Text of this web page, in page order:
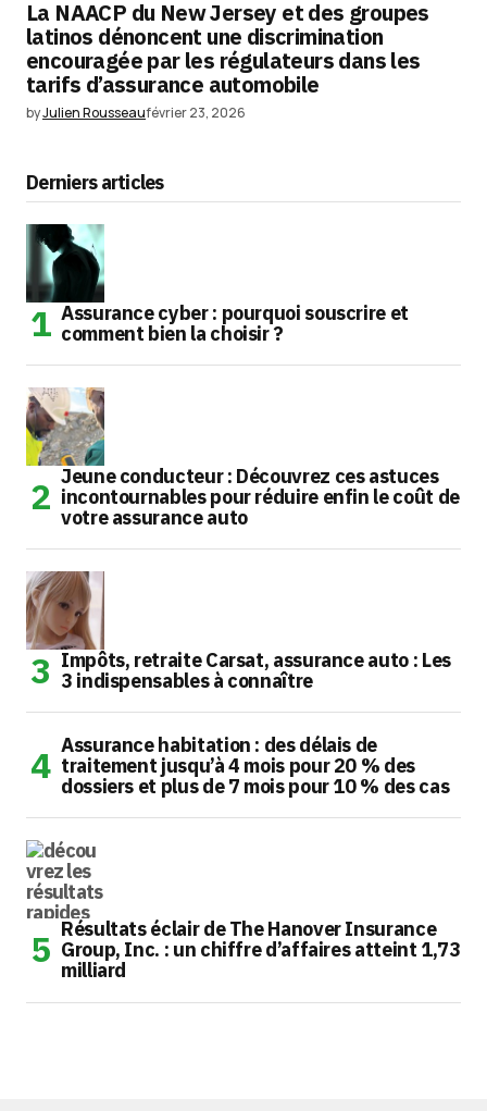
La NAACP du New Jersey et des groupes
latinos dénoncent une discrimination
encouragée par les régulateurs dans les
tarifs d’assurance automobile
byJulien Rousseaufévrier 23, 2026
Derniers articles
Assurance cyber : pourquoi souscrire et
comment bien la choisir ?
Jeune conducteur : Découvrez ces astuces
incontournables pour réduire enfin le coût de
votre assurance auto
Impôts, retraite Carsat, assurance auto : Les
3 indispensables à connaître
Assurance habitation : des délais de
traitement jusqu’à 4 mois pour 20 % des
dossiers et plus de 7 mois pour 10 % des cas
Résultats éclair de The Hanover Insurance
Group, Inc. : un chiffre d’affaires atteint 1,73
milliard